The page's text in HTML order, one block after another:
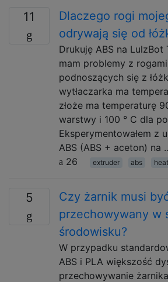
11
Dlaczego rogi
odrywają się od
Drukuję ABS na
mam problemy z
podnoszących się z
wytłaczarka ma
złoże ma temperaturę
warstwy i 100 ° C dla
Eksperymentowałem z
ABS (ABS + aceton) na
26
extruder abs
5
Czy żarnik musi
przechowywany w
środowisku?
W przypadku
ABS i PLA większość
przechowywanie